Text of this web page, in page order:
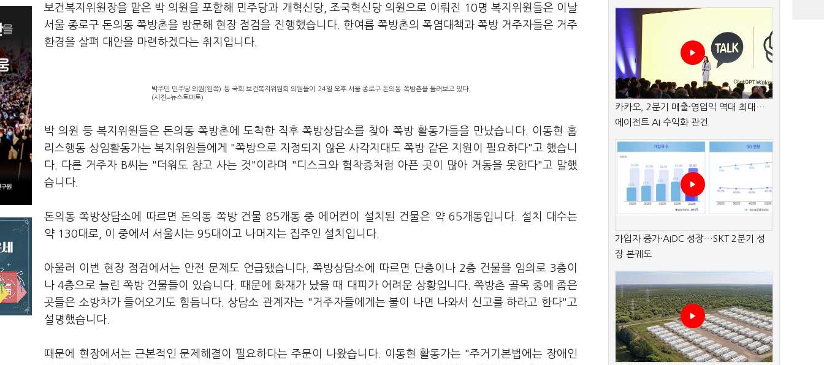
보건복지위원장을 맡은 박 의원을 포함해 민주당과 개혁신당, 조국혁신당 의원으로 이뤄진 10명 복지위원들은 이날
서울 종로구 돈의동 쪽방촌을 방문해 현장 점검을 진행했습니다. 한여름 쪽방촌의 폭염대책과 쪽방 거주자들은 거주
환경을 살펴 대안을 마련하겠다는 취지입니다.
박주민 민주당 의원(왼쪽) 등 국회 보건복지위원회 의원들이 24일 오후 서울 종로구 돈의동 쪽방촌을 둘러보고 있다.
(사진=뉴스토마토)
박 의원 등 복지위원들은 돈의동 쪽방촌에 도착한 직후 쪽방상담소를 찾아 쪽방 활동가들을 만났습니다. 이동현 홈
리스행동 상임활동가는 복지위원들에게 "쪽방으로 지정되지 않은 사각지대도 쪽방 같은 지원이 필요하다"고 했습니
다. 다른 거주자 B씨는 "더워도 참고 사는 것"이라며 "디스크와 협착증처럼 아픈 곳이 많아 거동을 못한다"고 말했
습니다.
돈의동 쪽방상담소에 따르면 돈의동 쪽방 건물 85개동 중 에어컨이 설치된 건물은 약 65개동입니다. 설치 대수는
약 130대로, 이 중에서 서울시는 95대이고 나머지는 집주인 설치입니다.
아울러 이번 현장 점검에서는 안전 문제도 언급됐습니다. 쪽방상담소에 따르면 단층이나 2층 건물을 임의로 3층이
나 4층으로 늘린 쪽방 건물들이 있습니다. 때문에 화재가 났을 때 대피가 어려운 상황입니다. 쪽방촌 골목 중에 좁은
곳들은 소방차가 들어오기도 힘듭니다. 상담소 관계자는 "거주자들에게는 불이 나면 나와서 신고를 하라고 한다"고
설명했습니다.
때문에 현장에서는 근본적인 문제해결이 필요하다는 주문이 나왔습니다. 이동현 활동가는 "주거기본법에는 장애인
카카오, 2분기 매출·영업익 역대 최대…
에이전트 AI 수익화 관건
가입자 증가·AIDC 성장…SKT 2분기 성
장 본궤도